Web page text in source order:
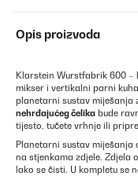
Opis proizvoda
Klarstein Wurstfabrik 600 –
mikser i vertikalni parni
planetarni sustav miješanja
nehrđajućeg čelika bude
tijesto, tučete vrhnje ili
Planetarni sustav
na stjenkama zdjele. Zdjela
lako se čisti. U kompletu se